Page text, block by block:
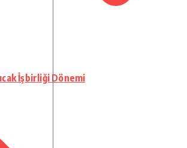
İşbirliği Dönemi